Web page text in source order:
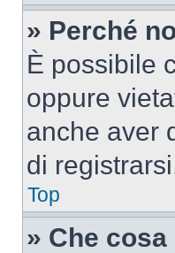
» Perché
È possibile
oppure
anche aver
di
Top
» Che